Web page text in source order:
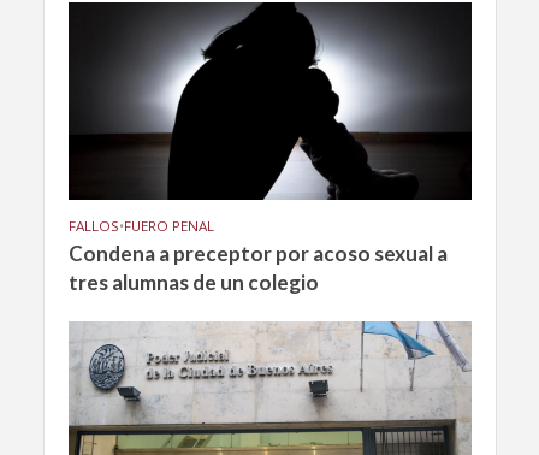
FALLOS•FUERO PENAL
Condena a preceptor por acoso sexual a
tres alumnas de un colegio